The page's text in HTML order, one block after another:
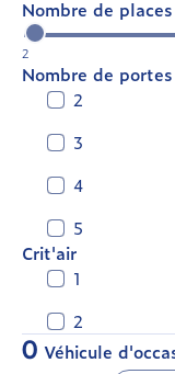
Nombre de places
2
Nombre de portes
2
3
4
5
Crit'air
1
2
0 Véhicule